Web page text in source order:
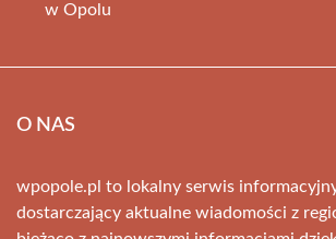
w Opolu
O NAS
wpopole.pl to lokalny serwis
dostarczający aktualne wiadomości z